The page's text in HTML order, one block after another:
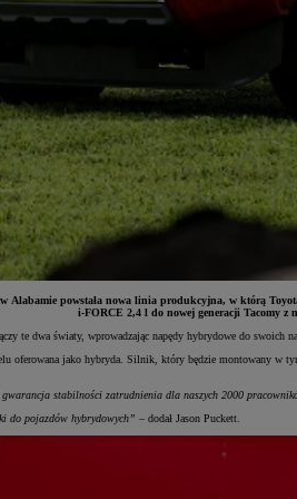
Alabamie powstała nowa linia produkcyjna, w którą
i-FORCE 2,4 l do nowej generacji Tacomy z
te dwa światy, wprowadzając napędy hybrydowe do
oferowana jako hybryda. Silnik, który będzie montowany
stabilności zatrudnienia dla naszych 2000
do pojazdów hybrydowych” – dodał Jason Puckett.